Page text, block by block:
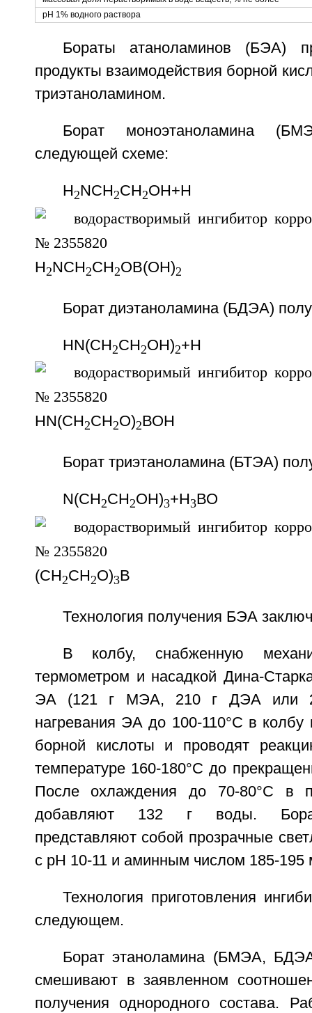
рН 1% водного раствора
Бораты атаноламинов (БЭА)
продукты взаимодействия борной
триэтаноламином.
Борат моноэтаноламина
следующей схеме:
H2NCH2CH2OH+Н
Н2NCH2СН2ОВ(ОН)2
Борат диэтаноламина (БДЭА)
HN(СН2CH2OH)2+Н
HN(СН2CH2O)2ВОН
Борат триэтаноламина (БТЭА)
N(СН 2CH 2OH)3+Н 3ВО
(СН2CH2O)3В
Технология получения БЭА
В колбу, снабженную
термометром и насадкой Дина-
ЭА (121 г МЭА, 210 г ДЭА или
нагревания ЭА до 100-110°С в колбу
борной кислоты и проводят
температуре 160-180°С до
После охлаждения до 70-80°С в
добавляют 132 г воды.
представляют собой прозрачные
с рН 10-11 и аминным числом 185-195
Технология приготовления
следующем.
Борат этаноламина (БМЭА,
смешивают в заявленном
получения однородного состава.